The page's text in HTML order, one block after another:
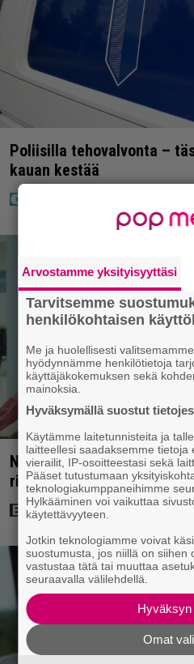
Poliisilla tehovalvonta –
kauan kestää
Nyt Netflixissä: Yksi viime
rikossarjoista – IMDB-arvio
Arvostamme yksityisyyttäsi
Tarvitsemme
henkilökohtaisen
Me ja huolellisesti
hyödynnämme henkilötietoja
käyttäjäkokemuksen sekä
mainoksia.
Hyväksymällä suostut
Käytämme laitetunnisteita ja
laitteellesi saadaksemme tietoja
vierailit, IP-osoitteestasi sekä
Pääset tutustumaan
teknologiakumppaneihimme
Hylkääminen voi vaikuttaa
käytettävyyteen.
Jotkin teknologiamme voivat
suostumusta, jos niillä on siihen
vastustaa tätä tai muuttaa
seuraavalla välilehdellä.
Hyväksyn
Omat